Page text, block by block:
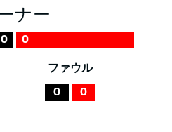
ナー
0 0
ファウル
0 0